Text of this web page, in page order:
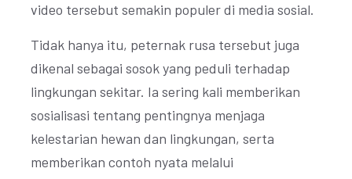
video tersebut semakin populer di media sosial.
Tidak hanya itu, peternak rusa tersebut juga
dikenal sebagai sosok yang peduli terhadap
lingkungan sekitar. Ia sering kali memberikan
sosialisasi tentang pentingnya menjaga
kelestarian hewan dan lingkungan, serta
memberikan contoh nyata melalui